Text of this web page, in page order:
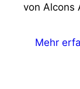
von Alcons
Mehr